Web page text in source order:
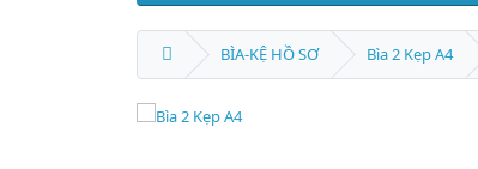
BÌA-KỆ HỒ SƠ Bìa 2 Kẹp A4